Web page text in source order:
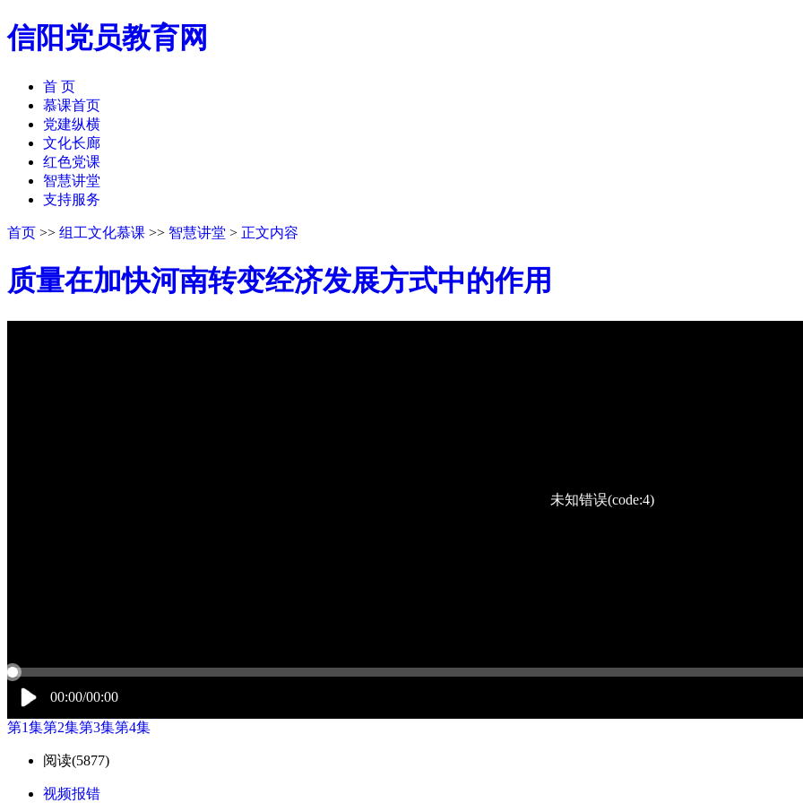
信阳党员教育网
首 页
慕课首页
党建纵横
文化长廊
红色党课
智慧讲堂
支持服务
首页 >> 组工文化慕课 >> 智慧讲堂 > 正文内容
质量在加快河南转变经济发展方式中的作用
00:00/00:00
未知错误(code:4)
第1集第2集第3集第4集
阅读(5877)
视频报错